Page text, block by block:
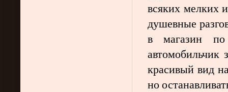
всяких мелких
душевные
в магазин
автомобильчик
красивый вид
но